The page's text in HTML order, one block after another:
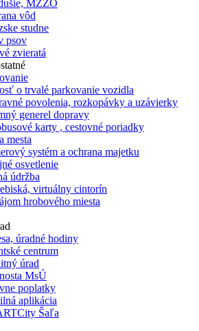
MZZO
vôd
studne
psov
zvieratá
o trvalé parkovanie vozidla
povolenia, rozkopávky a uzávierky
generel dopravy
karty , cestovné poriadky
mesta
systém a ochrana majetku
osvetlenie
údržba
virtuálny cintorín
hrobového miesta
úradné hodiny
centrum
úrad
MsÚ
poplatky
aplikácia
Šaľa